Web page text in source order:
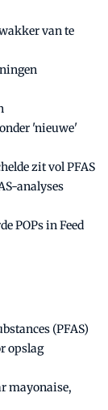
van te
'nieuwe'
zit vol PFAS
analyses
POPs in Feed
(PFAS)
opslag
mayonaise,